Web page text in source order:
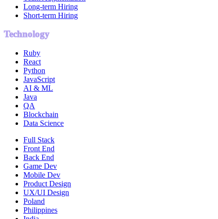
Long-term Hiring
Short-term Hiring
Technology
Ruby
React
Python
JavaScript
AI & ML
Java
QA
Blockchain
Data Science
Full Stack
Front End
Back End
Game Dev
Mobile Dev
Product Design
UX/UI Design
Poland
Philippines